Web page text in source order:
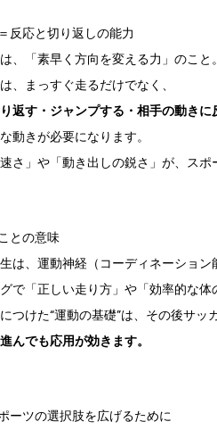
反応と切り返しの能力
、「素早く方向を変える力」のこと。
、まっすぐ走るだけでなく、
り返す・ジャンプする・相手の動きに
動きが必要になります。
さ」や「動き出しの鋭さ」が、ス
との意味
は、運動神経（コーディネーション
で「正しい走り方」や「効率的な
つけた“運動の基礎”は、その後サ
んでも応用が効きます。
ーツの選択肢を広げるために